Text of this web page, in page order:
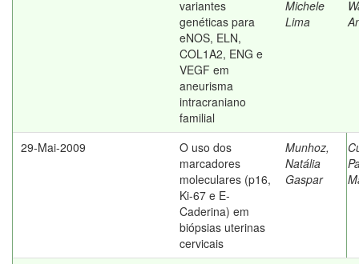
variantes
genéticas para
eNOS, ELN,
COL1A2, ENG e
VEGF em
aneurisma
intracraniano
familial
Michele
Lima
29-Mai-2009
O uso dos
marcadores
moleculares (p16,
Ki-67 e E-
Caderina) em
biópsias uterinas
cervicais
Munhoz,
Natália
Gaspar